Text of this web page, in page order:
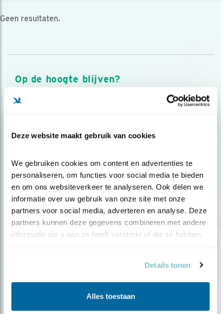
Deze website maakt gebruik van cookies
We gebruiken cookies om content en advertenties te
personaliseren, om functies voor social media te bieden
en om ons websiteverkeer te analyseren. Ook delen we
informatie over uw gebruik van onze site met onze
partners voor social media, adverteren en analyse. Deze
partners kunnen deze gegevens combineren met andere
informatie die u aan ze heeft verstrekt of die ze hebben
Details tonen
Alles toestaan
Geen resultaten.
Op de hoogte blijven?
Meld je aan en ontvang nieuws, inspiratie, acties en tips
over vogels en activiteiten van Vogelbescherming.